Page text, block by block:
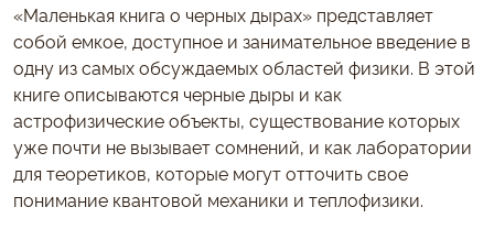
«Маленькая книга о черных дырах» представляет
собой емкое, доступное и занимательное введение в
одну из самых обсуждаемых областей физики. В этой
книге описываются черные дыры и как
астрофизические объекты, существование которых
уже почти не вызывает сомнений, и как лаборатории
для теоретиков, которые могут отточить свое
понимание квантовой механики и теплофизики.